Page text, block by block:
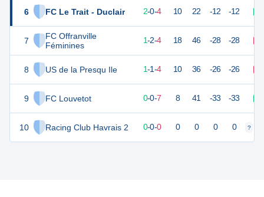
6 FC Le Trait - Duclair
7
FC Offranville
Féminines
8 US de la Presqu Ile
9 FC Louvetot
10 Racing Club Havrais 2
12 6 2-0-4 10 22 -12 -12
1-2-4 18 46 -28 -28
10 1-1-4 10 36 -26 -26
0-0-7 8 41 -33 -33
0 0 0-0-0 0 0 0 0 ?